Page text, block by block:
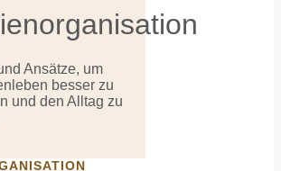
Ansätze, um
besser zu
und den Alltag zu